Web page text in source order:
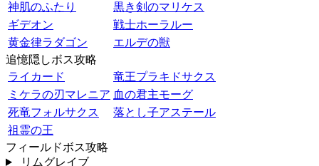
神肌のふたり
黒き剣のマリケス
ギデオン
戦士ホーラルー
黄金律ラダゴン
エルデの獣
追憶隠しボス攻略
ライカード
竜王プラキドサクス
ミケラの刃マレニア 血の君主モーグ
死竜フォルサクス
落とし子アステール
祖霊の王
フィールドボス攻略
リムグレイブ